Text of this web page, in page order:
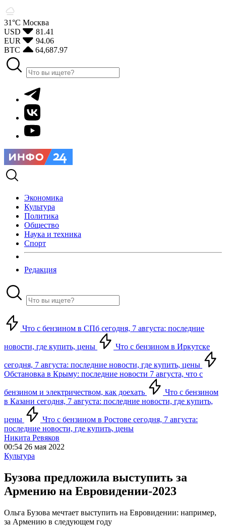
31°С Москва
USD
81.41
EUR
94.06
BTC
64,687.97
Экономика
Культура
Политика
Общество
Наука и техника
Спорт
Редакция
Что с бензином в СПб сегодня, 7 августа: последние
новости, где купить, цены Что с бензином в Иркутске
сегодня, 7 августа: последние новости, где купить, цены
Обстановка в Крыму: последние новости 7 августа, что с
бензином и электричеством, как доехать
Что с бензином
в Казани сегодня, 7 августа: последние новости, где купить,
цены
Что с бензином в Ростове сегодня, 7 августа:
последние новости, где купить, цены
Никита Ревяков
00:54 26 мая 2022
Культура
Бузова предложила выступить за
Армению на Евровидении-2023
Ольга Бузова мечтает выступить на Евровидении: например,
за Армению в следующем году